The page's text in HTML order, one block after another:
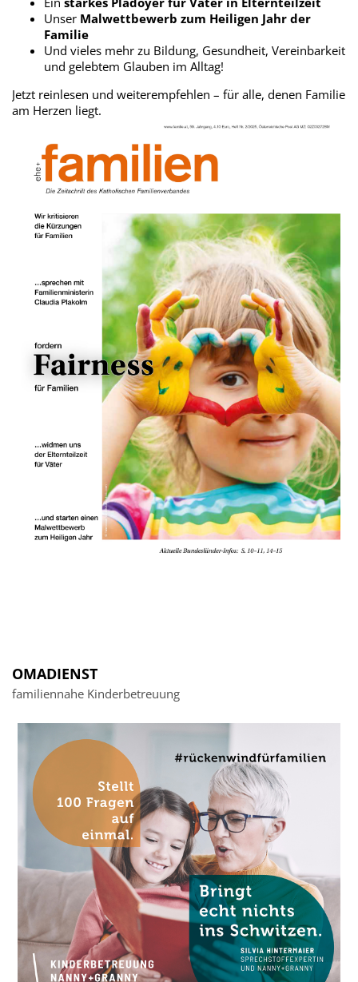
Unser Malwettbewerb zum Heiligen Jahr der
Familie
Und vieles mehr zu Bildung, Gesundheit, Vereinbarkeit
und gelebtem Glauben im Alltag!
Jetzt reinlesen und weiterempfehlen – für alle, denen Familie
am Herzen liegt.
OMADIENST
familiennahe Kinderbetreuung